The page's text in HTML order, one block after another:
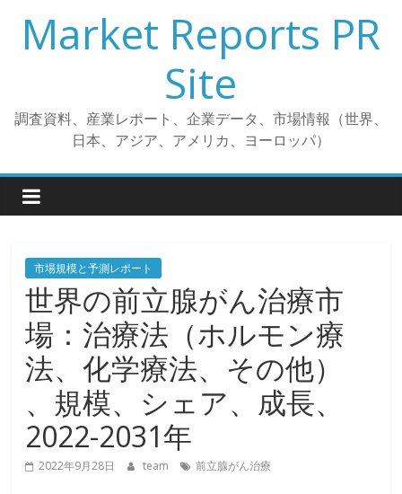
プ
Market Reports PR
Site
調査資料、産業レポート、企業データ、市場情報（世界、
日本、アジア、アメリカ、ヨーロッパ）
市場規模と予測レポート
世界の前立腺がん治療市
場：治療法（ホルモン療
法、化学療法、その他）
、規模、シェア、成長、
2022-2031年
2022年9月28日 team 前立腺がん治療